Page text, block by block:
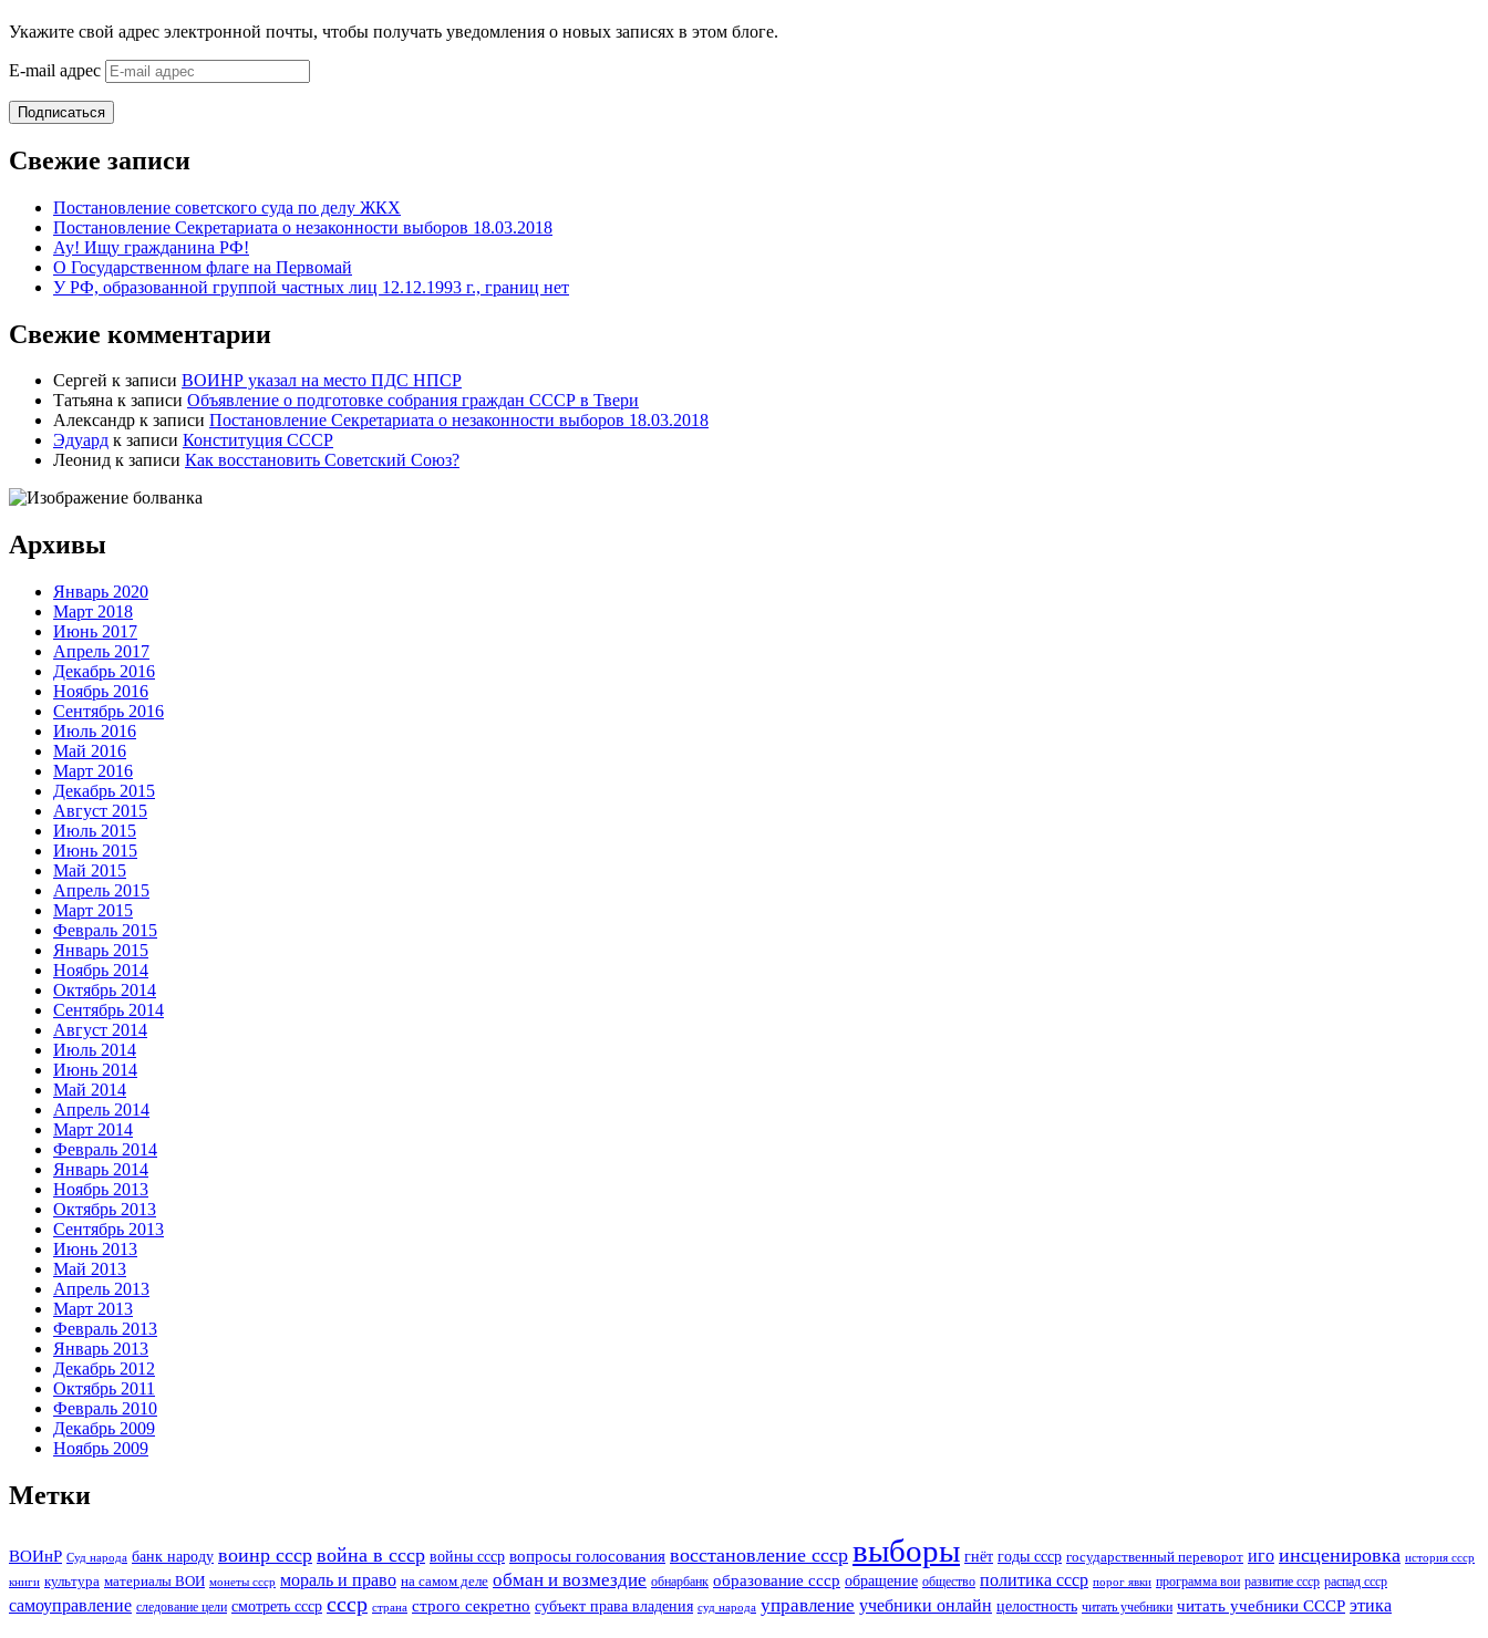
Укажите свой адрес электронной почты, чтобы получать уведомления о новых записях в этом блоге.
E-mail адрес
Подписаться
Свежие записи
Постановление советского суда по делу ЖКХ
Постановление Секретариата о незаконности выборов 18.03.2018
Ау! Ищу гражданина РФ!
О Государственном флаге на Первомай
У РФ, образованной группой частных лиц 12.12.1993 г., границ нет
Свежие комментарии
Сергей к записи ВОИНР указал на место ПДС НПСР
Татьяна к записи Объявление о подготовке собрания граждан СССР в Твери
Александр к записи Постановление Секретариата о незаконности выборов 18.03.2018
Эдуард к записи Конституция СССР
Леонид к записи Как восстановить Советский Союз?
Архивы
Январь 2020
Март 2018
Июнь 2017
Апрель 2017
Декабрь 2016
Ноябрь 2016
Сентябрь 2016
Июль 2016
Май 2016
Март 2016
Декабрь 2015
Август 2015
Июль 2015
Июнь 2015
Май 2015
Апрель 2015
Март 2015
Февраль 2015
Январь 2015
Ноябрь 2014
Октябрь 2014
Сентябрь 2014
Август 2014
Июль 2014
Июнь 2014
Май 2014
Апрель 2014
Март 2014
Февраль 2014
Январь 2014
Ноябрь 2013
Октябрь 2013
Сентябрь 2013
Июнь 2013
Май 2013
Апрель 2013
Март 2013
Февраль 2013
Январь 2013
Декабрь 2012
Октябрь 2011
Февраль 2010
Декабрь 2009
Ноябрь 2009
Метки
ВОИнР Суд народа банк народу воинр ссср война в ссср войны ссср вопросы голосования восстановление ссср выборы гнёт годы ссср государственный переворот иго инсценировка история ссср
книги культура материалы ВОИ монеты ссср мораль и право на самом деле обман и возмездие обнарбанк образование ссср обращение общество политика ссср порог явки программа вои развитие ссср распад ссср
самоуправление следование цели смотреть ссср ссср страна строго секретно субъект права владения суд народа управление учебники онлайн целостность читать учебники читать учебники СССР этика